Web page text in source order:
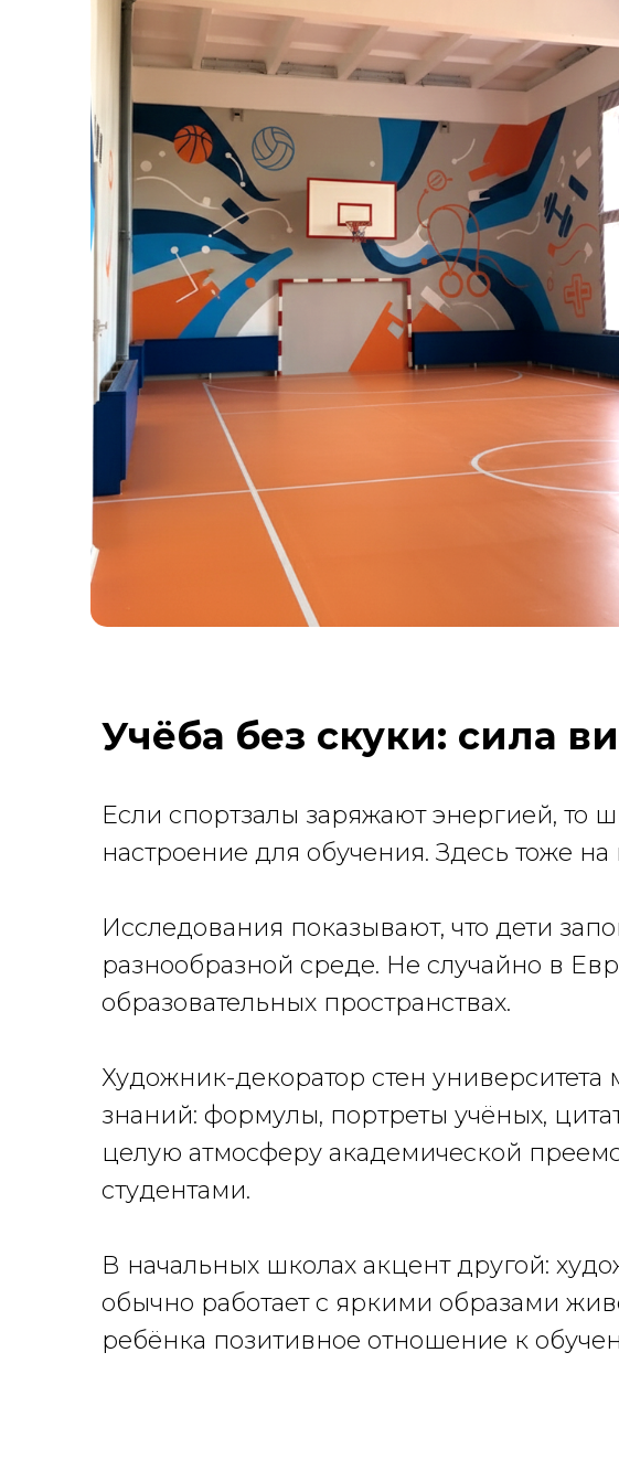
Учёба без скуки: сила
Если спортзалы заряжают энергией, то
настроение для обучения. Здесь тоже
Исследования показывают, что дети
разнообразной среде. Не случайно в
образовательных пространствах.
Художник-декоратор стен
знаний: формулы, портреты учёных,
целую атмосферу академической
студентами.
В начальных школах акцент другой:
обычно работает с яркими образами
ребёнка позитивное отношение к